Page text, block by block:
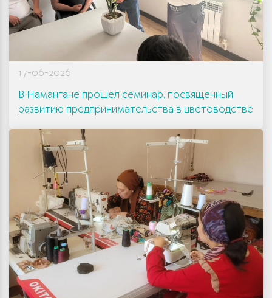
17-06-2026
В Намангане прошёл семинар, посвящённый
развитию предпринимательства в цветоводстве